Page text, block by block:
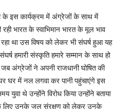
के इस कार्यक्रम में अंग्रेजों के साथ में
भारत के स्वाभिमान भारत के मूल भाव
था उस विषय को लेकर भी संघर्ष हुआ यह
हमारी संस्कृति हमारे सम्मान के साथ हो
अंग्रेजों ने अपनी राजधानी घोषित की
घर में नल लगवा कर पानी पहुंचाएंगे इस
युवा थे उन्होंने विरोध किया उन्होंने बताया
लिए उनके जल संरक्षण को लेकर उनके